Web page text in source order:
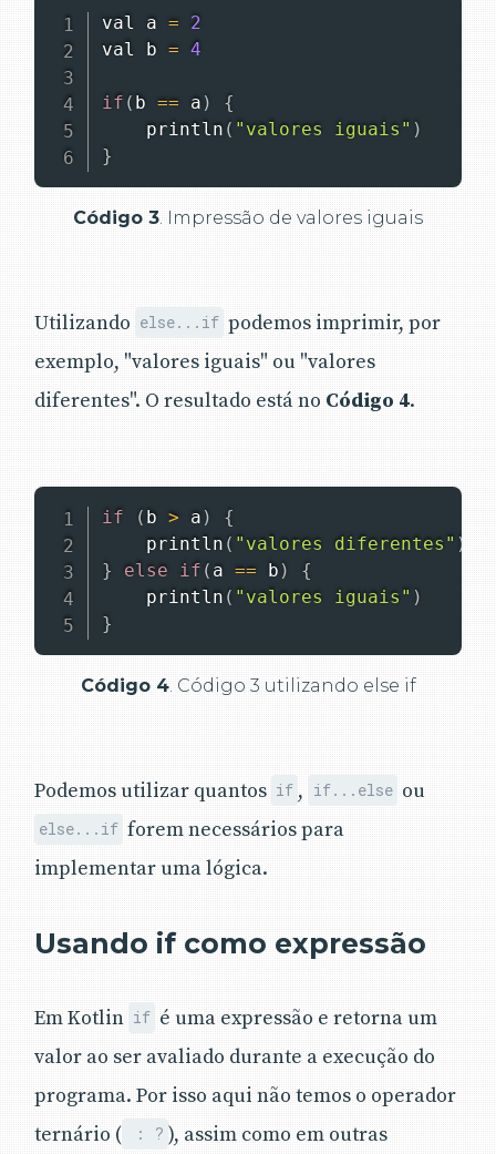
val a =
2
val b = 4
if ( b == a )
{
println ( "valores iguais" )
}
Código 3 . Impressão de valores iguais
Utilizando else...if podemos imprimir, por
exemplo, "valores iguais" ou "valores
diferentes". O resultado está no Código 4.
if ( b > a )
{
println ( "valores diferentes" )
}
else if ( a == b )
{
println ( "valores iguais" )
}
Código 4. Código 3 utilizando else if
Podemos utilizar quantos if , if...else ou
else...if forem necessários para
implementar uma lógica.
Usando if como expressão
Em Kotlin if é uma expressão e retorna um
valor ao ser avaliado durante a execução do
programa. Por isso aqui não temos o operador
ternário (
: ? ), assim como em outras